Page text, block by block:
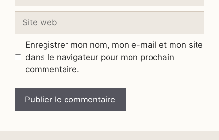
Site
Enregistrer mon nom, mon e-mail et mon site
dans le navigateur pour mon prochain
commentaire.